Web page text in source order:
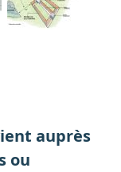
auprès
ou